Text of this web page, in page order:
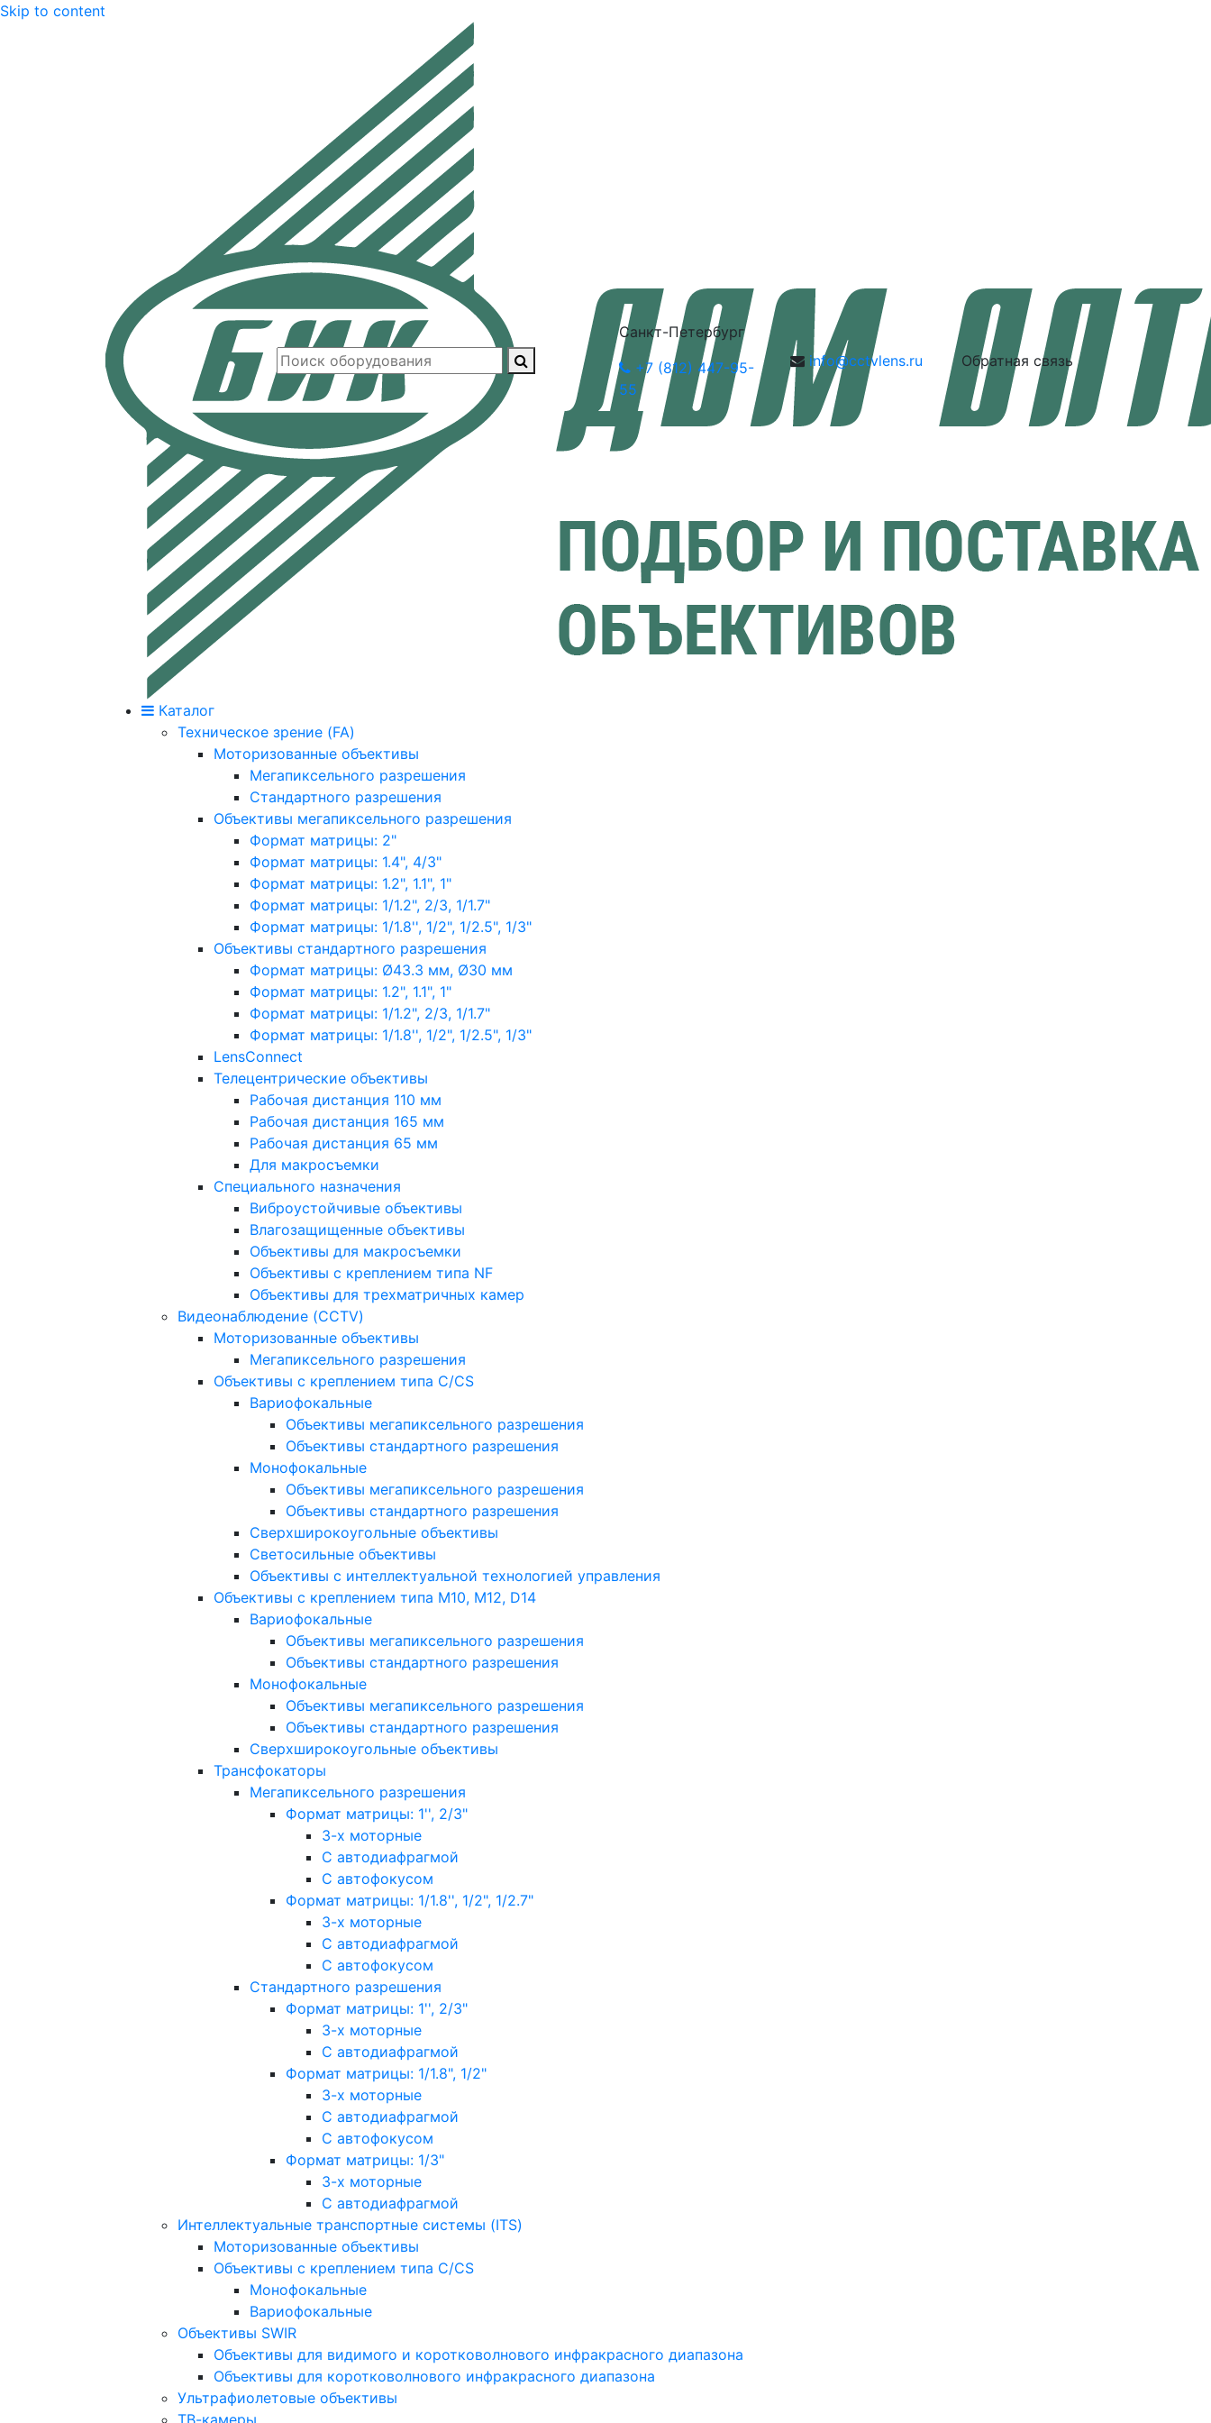
Skip to content
Санкт-Петербург
+7 (812) 447-95-
55
info@cctvlens.ru Обратная связь
Каталог
Техническое зрение (FA)
Моторизованные объективы
Мегапиксельного разрешения
Стандартного разрешения
Объективы мегапиксельного разрешения
Формат матрицы: 2"
Формат матрицы: 1.4", 4/3"
Формат матрицы: 1.2", 1.1", 1"
Формат матрицы: 1/1.2", 2/3, 1/1.7"
Формат матрицы: 1/1.8'', 1/2", 1/2.5", 1/3"
Объективы стандартного разрешения
Формат матрицы: Ø43.3 мм, Ø30 мм
Формат матрицы: 1.2", 1.1", 1"
Формат матрицы: 1/1.2", 2/3, 1/1.7"
Формат матрицы: 1/1.8'', 1/2", 1/2.5", 1/3"
LensConnect
Телецентрические объективы
Рабочая дистанция 110 мм
Рабочая дистанция 165 мм
Рабочая дистанция 65 мм
Для макросъемки
Специального назначения
Виброустойчивые объективы
Влагозащищенные объективы
Объективы для макросъемки
Объективы с креплением типа NF
Объективы для трехматричных камер
Видеонаблюдение (CCTV)
Моторизованные объективы
Мегапиксельного разрешения
Объективы с креплением типа C/CS
Вариофокальные
Объективы мегапиксельного разрешения
Объективы стандартного разрешения
Монофокальные
Объективы мегапиксельного разрешения
Объективы стандартного разрешения
Сверхширокоугольные объективы
Светосильные объективы
Объективы с интеллектуальной технологией управления
Объективы с креплением типа M10, M12, D14
Вариофокальные
Объективы мегапиксельного разрешения
Объективы стандартного разрешения
Монофокальные
Объективы мегапиксельного разрешения
Объективы стандартного разрешения
Сверхширокоугольные объективы
Трансфокаторы
Мегапиксельного разрешения
Формат матрицы: 1'', 2/3"
3-х моторные
С автодиафрагмой
С автофокусом
Формат матрицы: 1/1.8'', 1/2", 1/2.7"
3-х моторные
С автодиафрагмой
С автофокусом
Стандартного разрешения
Формат матрицы: 1'', 2/3"
3-х моторные
С автодиафрагмой
Формат матрицы: 1/1.8", 1/2"
3-х моторные
С автодиафрагмой
С автофокусом
Формат матрицы: 1/3"
3-х моторные
С автодиафрагмой
Интеллектуальные транспортные системы (ITS)
Моторизованные объективы
Объективы с креплением типа C/CS
Монофокальные
Вариофокальные
Объективы SWIR
Объективы для видимого и коротковолнового инфракрасного диапазона
Объективы для коротковолнового инфракрасного диапазона
Ультрафиолетовые объективы
ТВ-камеры